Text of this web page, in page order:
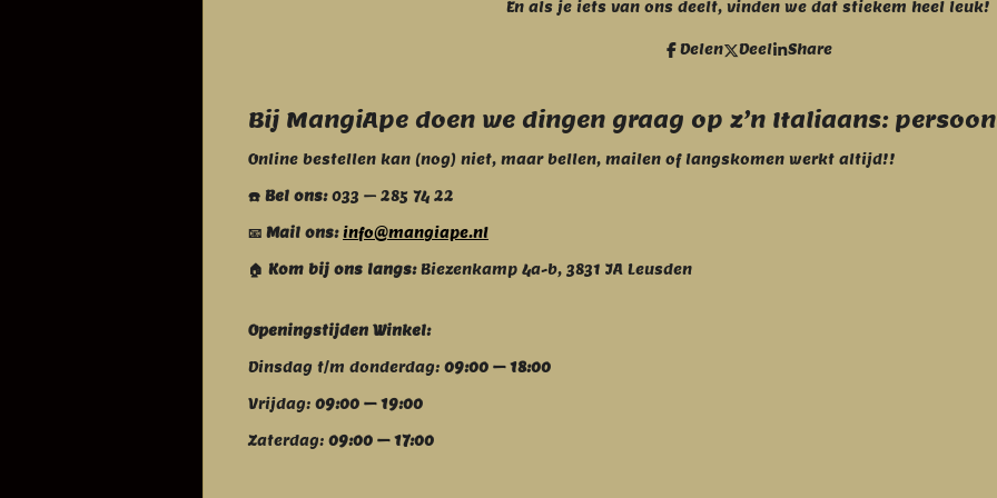
c
b
o
s
a
g
m
En als je iets van ons deelt, vinden we dat stiekem heel leuk!
Delen Deel Share
Bij MangiApe doen we dingen graag op z’n Italiaans:
Online bestellen kan (nog) niet, maar bellen, mailen of langskomen werkt altijd!!
☎️ Bel ons: 033 – 285 74 22
📧 Mail ons: info@mangiape.nl
🏠 Kom bij ons langs: Biezenkamp 4a-b, 3831 JA Leusden
Openingstijden Winkel:
Dinsdag t/m donderdag: 09:00 – 18:00
Vrijdag: 09:00 – 19:00
Zaterdag: 09:00 – 17:00